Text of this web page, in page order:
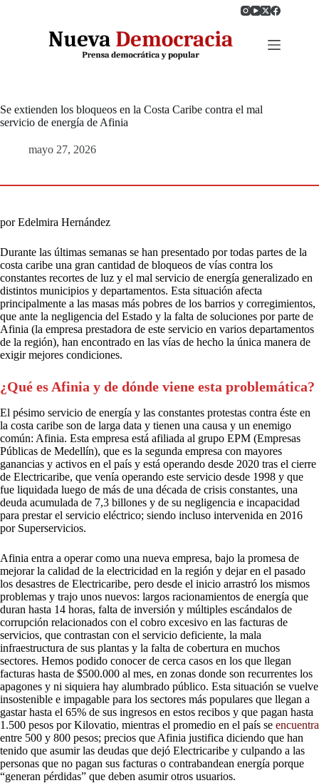
Se extienden los bloqueos en la Costa Caribe contra el mal
servicio de energía de Afinia
mayo 27, 2026
por Edelmira Hernández
Durante las últimas semanas se han presentado por todas partes de la
costa caribe una gran cantidad de bloqueos de vías contra los
constantes recortes de luz y el mal servicio de energía generalizado en
distintos municipios y departamentos. Esta situación afecta
principalmente a las masas más pobres de los barrios y corregimientos,
que ante la negligencia del Estado y la falta de soluciones por parte de
Afinia (la empresa prestadora de este servicio en varios departamentos
de la región), han encontrado en las vías de hecho la única manera de
exigir mejores condiciones.
¿Qué es Afinia y de dónde viene esta problemática?
El pésimo servicio de energía y las constantes protestas contra éste en
la costa caribe son de larga data y tienen una causa y un enemigo
común: Afinia. Esta empresa está afiliada al grupo EPM (Empresas
Públicas de Medellín), que es la segunda empresa con mayores
ganancias y activos en el país y está operando desde 2020 tras el cierre
de Electricaribe, que venía operando este servicio desde 1998 y que
fue liquidada luego de más de una década de crisis constantes, una
deuda acumulada de 7,3 billones y de su negligencia e incapacidad
para prestar el servicio eléctrico; siendo incluso intervenida en 2016
por Superservicios.
Afinia entra a operar como una nueva empresa, bajo la promesa de
mejorar la calidad de la electricidad en la región y dejar en el pasado
los desastres de Electricaribe, pero desde el inicio arrastró los mismos
problemas y trajo unos nuevos: largos racionamientos de energía que
duran hasta 14 horas, falta de inversión y múltiples escándalos de
corrupción relacionados con el cobro excesivo en las facturas de
servicios, que contrastan con el servicio deficiente, la mala
infraestructura de sus plantas y la falta de cobertura en muchos
sectores. Hemos podido conocer de cerca casos en los que llegan
facturas hasta de $500.000 al mes, en zonas donde son recurrentes los
apagones y ni siquiera hay alumbrado público. Esta situación se vuelve
insostenible e impagable para los sectores más populares que llegan a
gastar hasta el 65% de sus ingresos en estos recibos y que pagan hasta
1.500 pesos por Kilovatio, mientras el promedio en el país se encuentra
entre 500 y 800 pesos; precios que Afinia justifica diciendo que han
tenido que asumir las deudas que dejó Electricaribe y culpando a las
personas que no pagan sus facturas o contrabandean energía porque
“generan pérdidas” que deben asumir otros usuarios.